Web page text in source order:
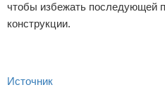
чтобы избежать последующей
конструкции.
Источник